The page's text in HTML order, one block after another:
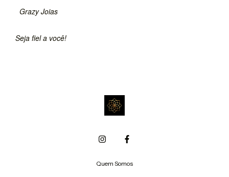
Grazy Joias
Seja fiel a você!
Quem Somos